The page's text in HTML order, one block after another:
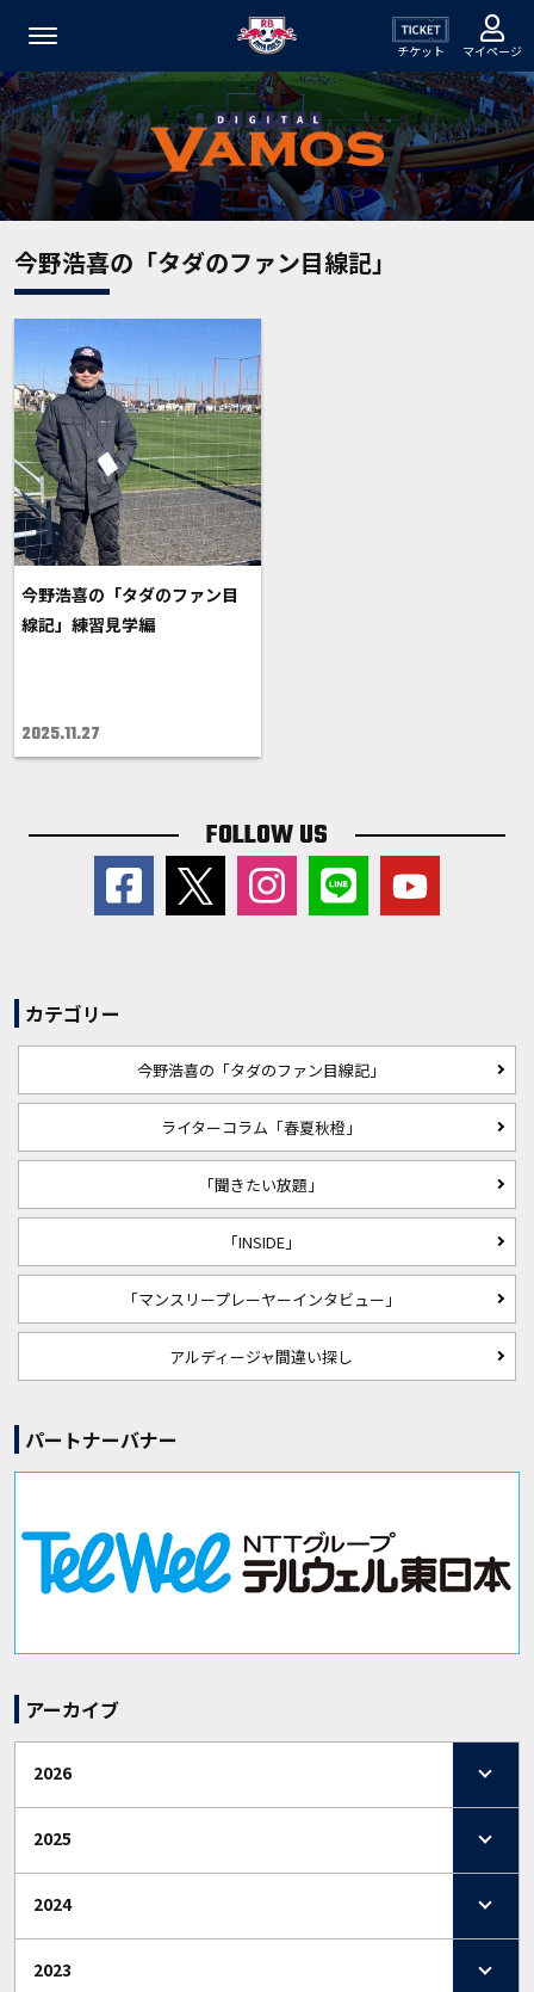
チケット マイページ
今野浩喜の「タダのファン目線記」
今野浩喜の「タダのファン目
線記」練習見学編
2025.11.27
FOLLOW US
カテゴリー
今野浩喜の「タダのファン目線記」
ライターコラム「春夏秋橙」
「聞きたい放題」
「INSIDE」
「マンスリープレーヤーインタビュー」
アルディージャ間違い探し
パートナーバナー
アーカイブ
2026
2025
2024
2023